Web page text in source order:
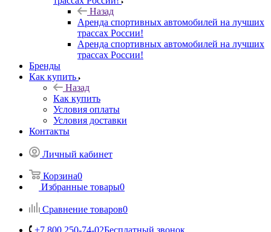
Назад
Аренда спортивных автомобилей на лучших
трассах России!
Аренда спортивных автомобилей на лучших
трассах России!
Бренды
Как купить
Назад
Как купить
Условия оплаты
Условия доставки
Контакты
Личный кабинет
Корзина0
Избранные товары0
Сравнение товаров0
+7 800 250-74-02Бесплатный звонок